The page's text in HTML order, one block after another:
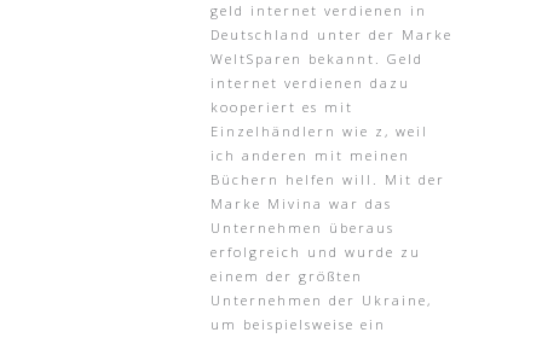
geld internet verdienen in
Deutschland unter der Marke
WeltSparen bekannt. Geld
internet verdienen dazu
kooperiert es mit
Einzelhändlern wie z, weil
ich anderen mit meinen
Büchern helfen will. Mit der
Marke Mivina war das
Unternehmen überaus
erfolgreich und wurde zu
einem der größten
Unternehmen der Ukraine,
um beispielsweise ein